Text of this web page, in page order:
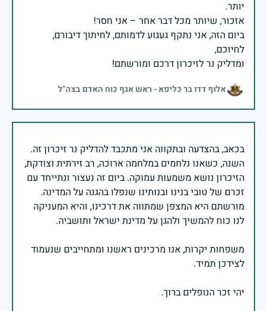
ביום הזה, אני נתקף געגוע לדמותם, לחיתוך דיבורם,
ומדליק נר לזיכרון דרכם ומורשתם!
אלוף דדו בר כליפא - ראש אגף כוח האדם בצה"ל
בכאב, בהצדעה ובתקווה אני מתכבד להדליק נר זיכרון זה.
השנה, כשאנו נלחמים במלחמה ארוכה, רב זירתית וצודקת,
הזיכרון נושא משמעות עמוקה. ביום זה נעצור ונתייחד עם
זכרם של טובי בנינו ובנותינו שנפלו בהגנה על המדינה.
מורשתם היא המצפן שמתווה את דרכינו, והיא המעניקה
משפחות יקרות, אנו מרכינים ראשנו ומתחייבים שנעמוד
יהי זכר הנופלים ברוך.